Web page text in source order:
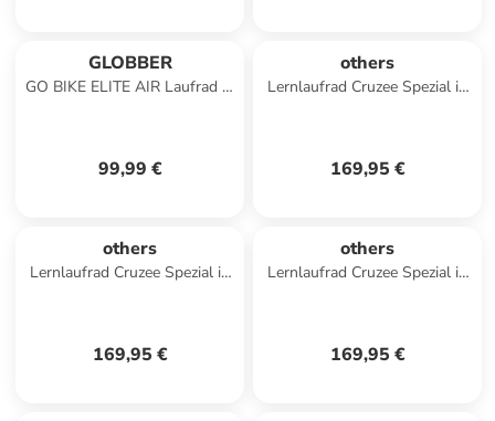
GLOBBER
GO BIKE ELITE AIR Laufrad in
99,99 €
others
Lernlaufrad Cruzee Spezial in
169,95 €
others
Lernlaufrad Cruzee Spezial in
169,95 €
others
Lernlaufrad Cruzee Spezial in
169,95 €